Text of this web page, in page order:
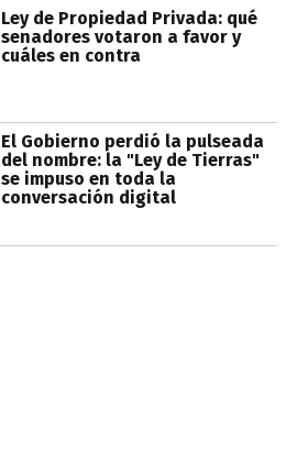
Ley de Propiedad Privada: qué
senadores votaron a favor y
cuáles en contra
El Gobierno perdió la pulseada
del nombre: la "Ley de Tierras"
se impuso en toda la
conversación digital